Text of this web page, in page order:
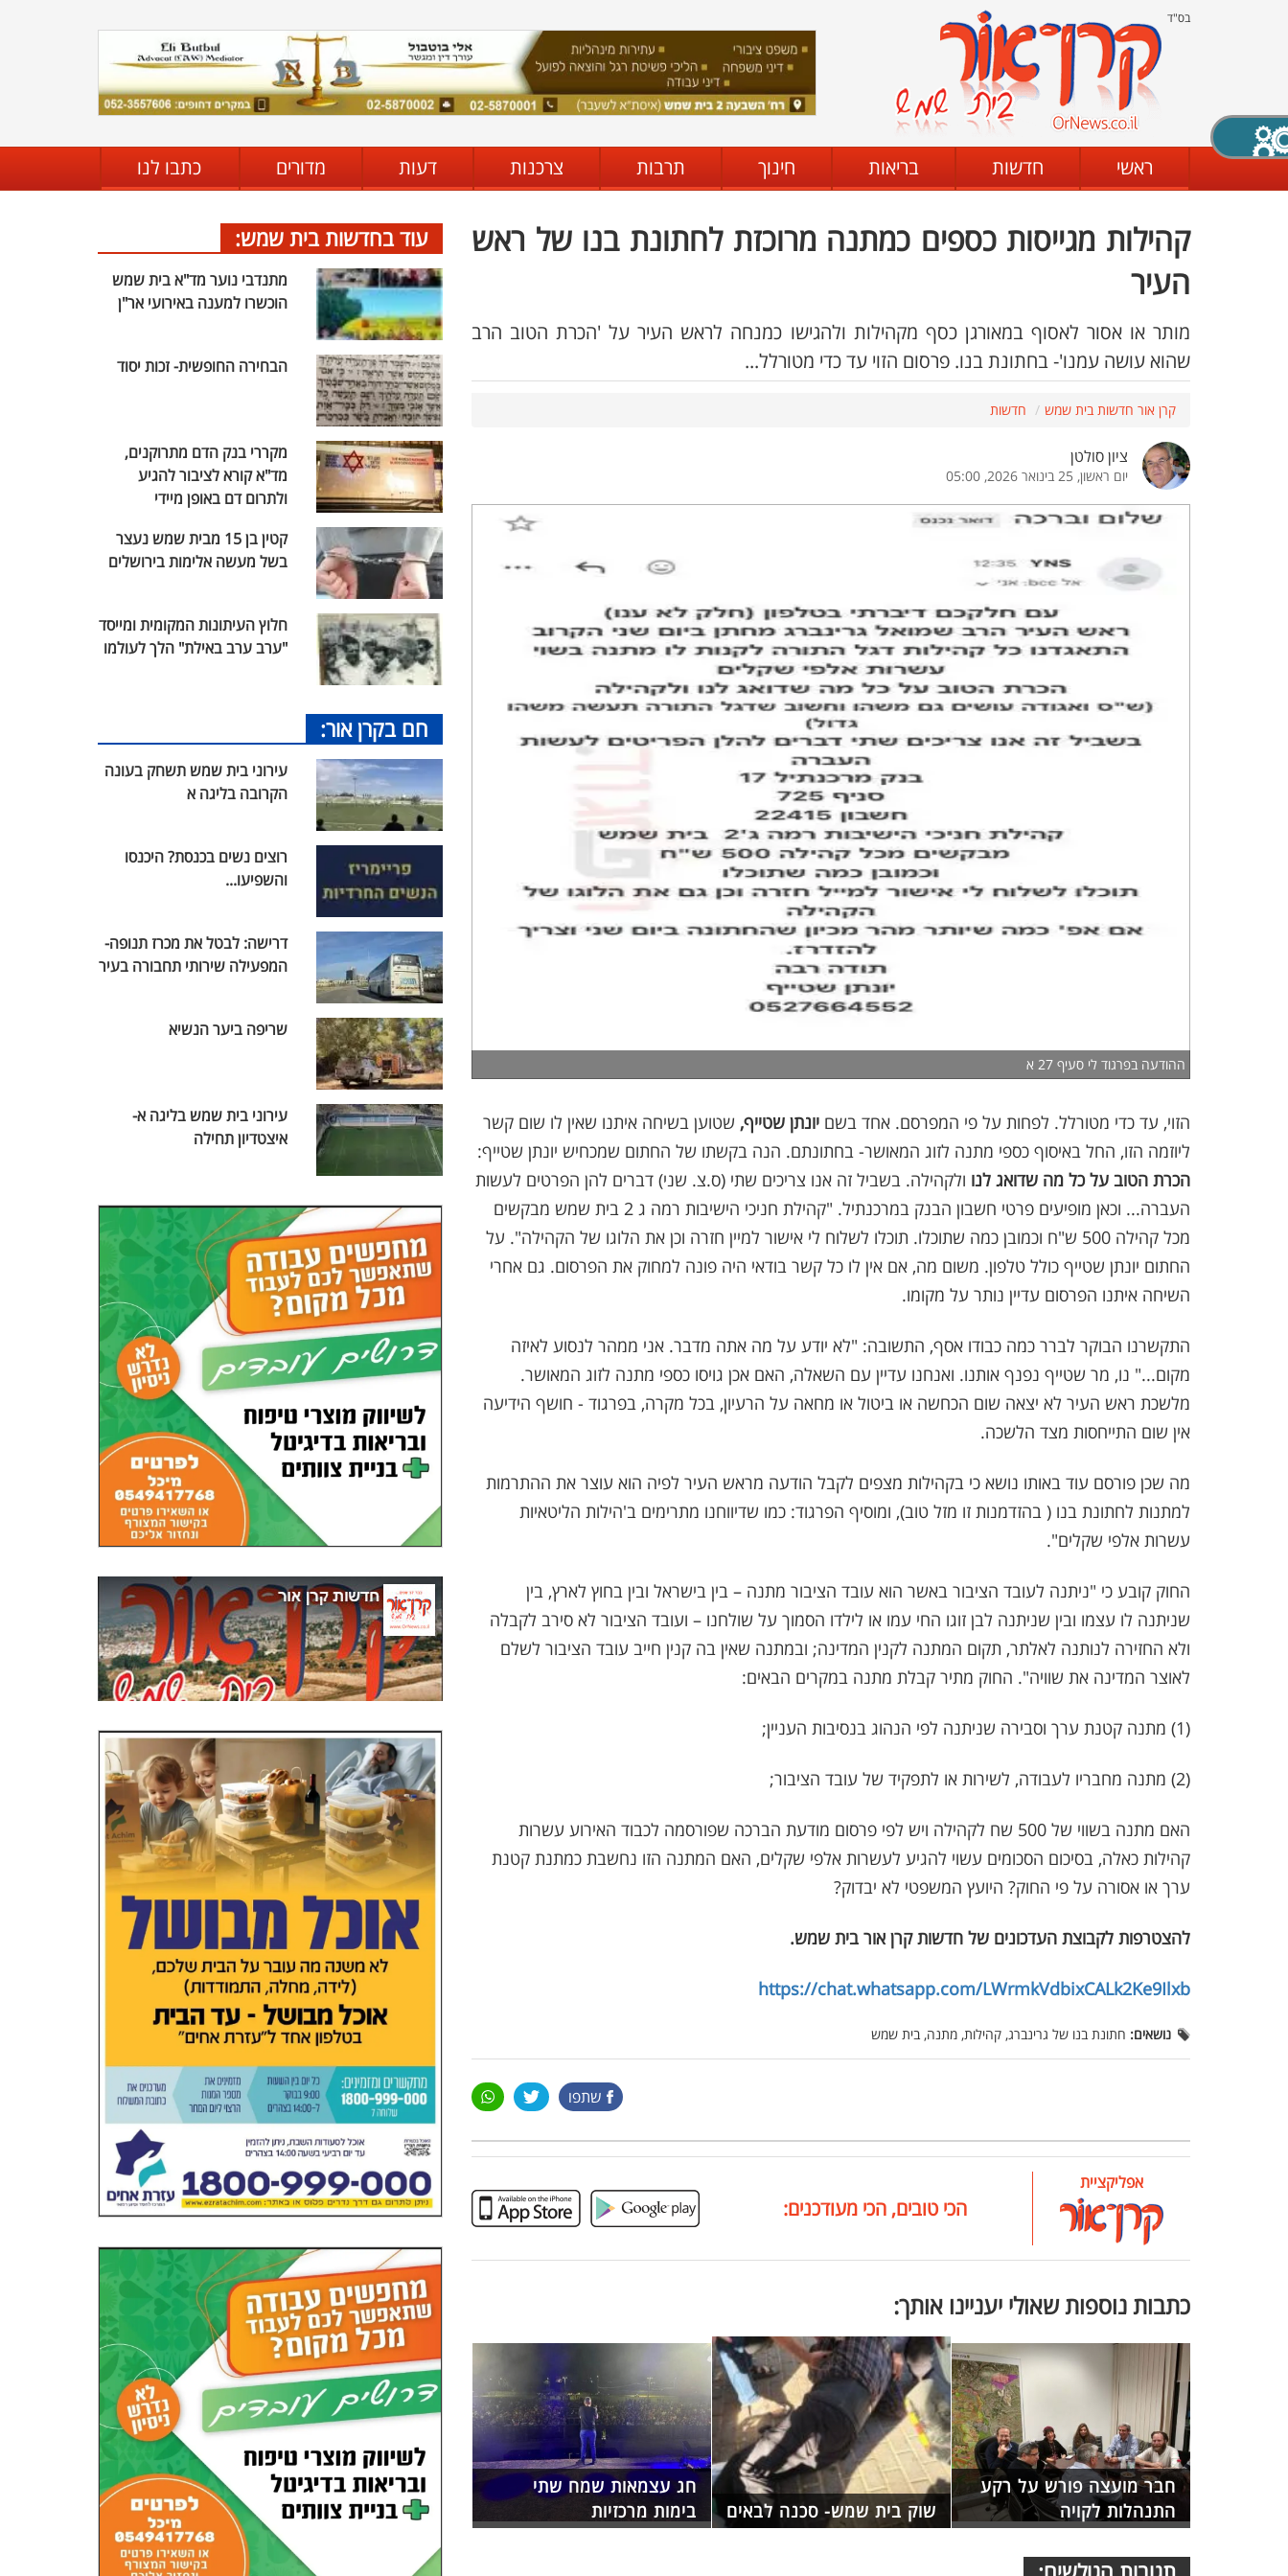
בס"ד
ראשי חדשות בריאות חינוך תרבות צרכנות דעות מדורים כתבו לנו
קהילות מגייסות כספים כמתנה מרוכזת לחתונת בנו של ראש
העיר
מותר או אסור לאסוף במאורגן כסף מקהילות ולהגישו כמנחה לראש העיר על 'הכרת הטוב הרב
שהוא עושה עמנו'- בחתונת בנו. פרסום הזוי עד כדי מטורלל...
קרן אור חדשות בית שמש חדשות
ציון סולטן
יום ראשון, 25 בינואר 2026, 05:00
ההודעה בפרגוד לי סעיף 27 א
הזוי, עד כדי מטורלל. לפחות על פי המפרסם. אחד בשם יונתן שטייף, שטוען בשיחה איתנו שאין לו שום קשר
ליוזמה הזו, החל באיסוף כספי מתנה לזוג המאושר- בחתונתם. הנה בקשתו של החתום שמכחיש יונתן שטייף:
הכרת הטוב על כל מה שדואג לנו ולקהילה. בשביל זה אנו צריכים שתי (ס.צ. שני) דברים להן הפרטים לעשות
העברה... וכאן מופיעים פרטי חשבון הבנק במרכנתיל. "קהילת חניכי הישיבות רמה ג 2 בית שמש מבקשים
מכל קהילה 500 ש"ח וכמובן כמה שתוכלו. תוכלו לשלוח לי אישור למיין חזרה וכן את הלוגו של הקהילה". על
החתום יונתן שטייף כולל טלפון. משום מה, אם אין לו כל קשר בודאי היה פונה למחוק את הפרסום. גם אחרי
השיחה איתנו הפרסום עדיין נותר על מקומו.
התקשרנו הבוקר לברר כמה כבודו אסף, התשובה: "לא יודע על מה אתה מדבר. אני ממהר לנסוע לאיזה
מקום..." נו, מר שטייף נפנף אותנו. ואנחנו עדיין עם השאלה, האם אכן גויסו כספי מתנה לזוג המאושר.
מלשכת ראש העיר לא יצאה שום הכחשה או ביטול או מחאה על הרעיון, בכל מקרה, בפרגוד - חושף הידיעה
אין שום התייחסות מצד הלשכה.
מה שכן פורסם עוד באותו נושא כי בקהילות מצפים לקבל הודעה מראש העיר לפיה הוא עוצר את ההתרמות
למתנות לחתונת בנו ( בהזדמנות זו מזל טוב), ומוסיף הפרגוד: כמו שדיווחנו מתרימים ב'הילות הליטאיות
עשרות אלפי שקלים".
החוק קובע כי "ניתנה לעובד הציבור באשר הוא עובד הציבור מתנה – בין בישראל ובין בחוץ לארץ, בין
שניתנה לו עצמו ובין שניתנה לבן זוגו החי עמו או לילדו הסמוך על שולחנו – ועובד הציבור לא סירב לקבלה
ולא החזירה לנותנה לאלתר, תקום המתנה לקנין המדינה; ובמתנה שאין בה קנין חייב עובד הציבור לשלם
לאוצר המדינה את שוויה". החוק מתיר קבלת מתנה במקרים הבאים:
(1) מתנה קטנת ערך וסבירה שניתנה לפי הנהוג בנסיבות העניין;
(2) מתנה מחבריו לעבודה, לשירות או לתפקיד של עובד הציבור;
האם מתנה בשווי של 500 שח לקהילה ויש לפי פרסום מודעת הברכה שפורסמה לכבוד האירוע עשרות
קהילות כאלה, בסיכום הסכומים עשוי להגיע לעשרות אלפי שקלים, האם המתנה הזו נחשבת כמתנת קטנת
ערך או אסורה על פי החוק? היועץ המשפטי לא יבדוק?
להצטרפות לקבוצת העדכונים של חדשות קרן אור בית שמש.
https://chat.whatsapp.com/LWrmkVdbixCALk2Ke9Ilxb
נושאים: חתונת בנו של גרינברג, קהילות, מתנה, בית שמש
שתפו
אפליקציית
הכי טובים, הכי מעודכנים:
כתבות נוספות שאולי יעניינו אותך:
חבר מועצה פורש על רקע
התנהלות לקויה
שוק בית שמש- סכנה לבאים
חג עצמאות שמח שתי
בימות מרכזיות
עוד בחדשות בית שמש:
מתנדבי נוער מד"א בית שמש
הוכשרו למענה באירועי אר"ן
הבחירה החופשית- זכות יסוד
מקררי בנק הדם מתרוקנים,
מד"א קורא לציבור להגיע
ולתרום דם באופן מיידי
קטין בן 15 מבית שמש נעצר
בשל מעשה אלימות בירושלים
חלוץ העיתונות המקומית ומייסד
"ערב ערב באילת" הלך לעולמו
חם בקרן אור:
עירוני בית שמש תשחק בעונה
הקרובה בליגה א
רוצים נשים בכנסת? היכנסו
והשפיעו...
דרישה: לבטל את מכרז תנופה-
המפעילה שירותי תחבורה בעיר
שריפה ביער הנשיא
עירוני בית שמש בליגה א-
איצטדיון תחילה
X סגירה
מצב שחור - לבן קביעת ניגודיות
הגדלת האתר
הדגשת קישורים הדגשת כותרות
כיבוי הבהובים התאמת קריאה